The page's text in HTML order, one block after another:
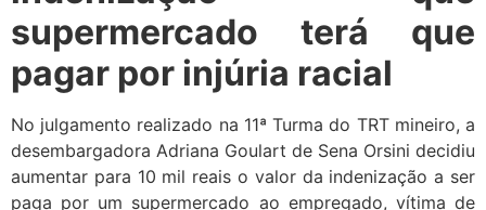
supermercado terá que
pagar por injúria racial
No julgamento realizado na 11ª Turma do TRT mineiro, a
desembargadora Adriana Goulart de Sena Orsini decidiu
aumentar para 10 mil reais o valor da indenização a ser
paga por um supermercado ao empregado, vítima de